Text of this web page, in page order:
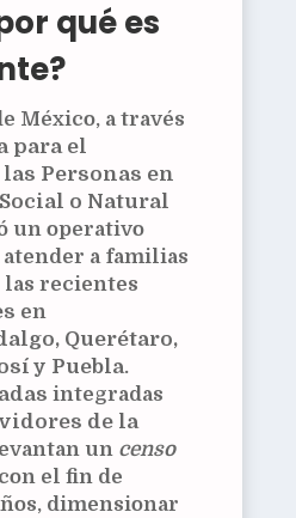
qué es
México, a través
para el
Personas en
o Natural
un operativo
a familias
las recientes
en
Querétaro,
y Puebla.
integradas
de la
un censo
el fin de
dimensionar